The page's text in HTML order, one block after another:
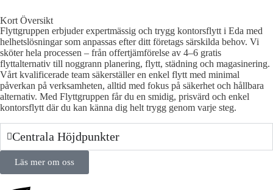
Kort Översikt
Flyttgruppen erbjuder expertmässig och trygg kontorsflytt i Eda med
helhetslösningar som anpassas efter ditt företags särskilda behov. Vi
sköter hela processen – från offertjämförelse av 4–6 gratis
flyttalternativ till noggrann planering, flytt, städning och magasinering.
Vårt kvalificerade team säkerställer en enkel flytt med minimal
påverkan på verksamheten, alltid med fokus på säkerhet och hållbara
alternativ. Med Flyttgruppen får du en smidig, prisvärd och enkel
kontorsflytt där du kan känna dig helt trygg genom varje steg.
Centrala Höjdpunkter
Läs mer om oss